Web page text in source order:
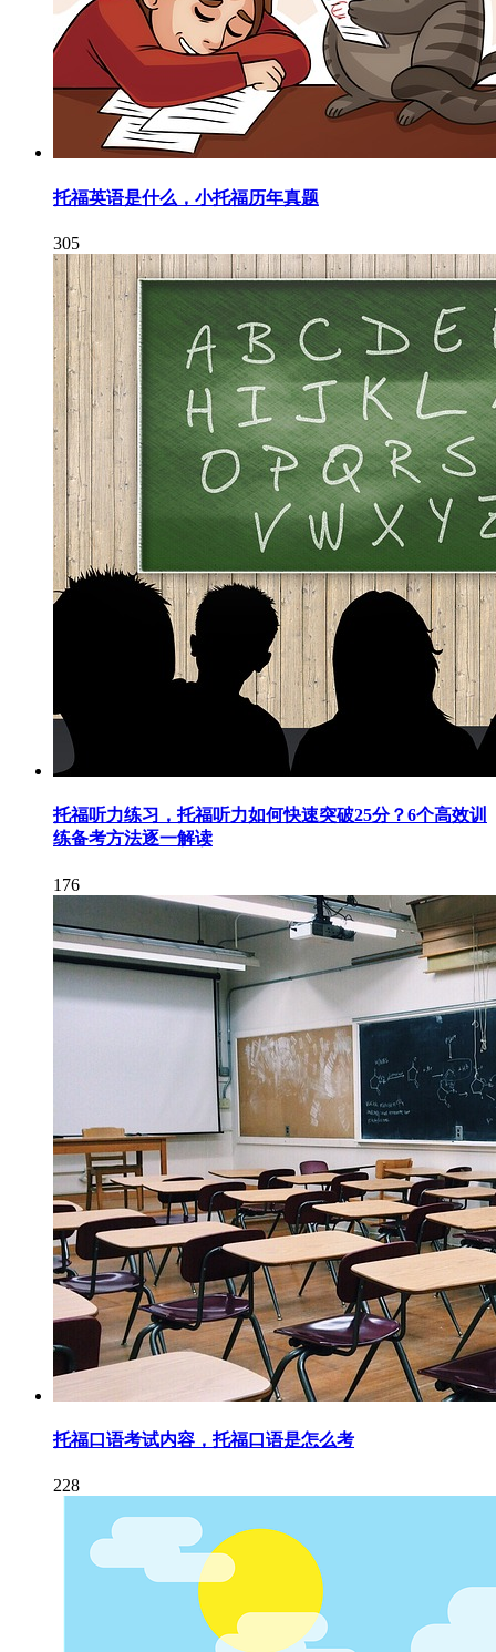
托福英语是什么，小托福历年真题
305
托福听力练习，托福听力如何快速突破25分？6个高效训
练备考方法逐一解读
176
托福口语考试内容，托福口语是怎么考
228